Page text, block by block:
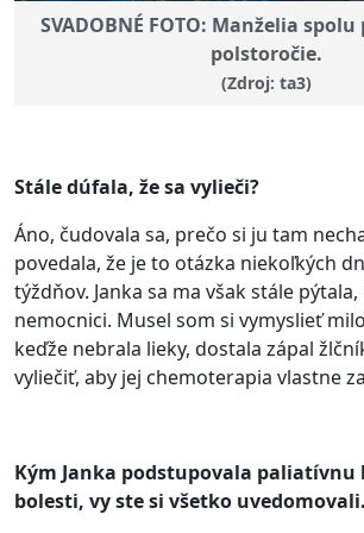
SVADOBNÉ FOTO: Manželia
polstoročie.
(Zdroj: ta3)
Stále dúfala, že sa vylieči?
Áno, čudovala sa, prečo si ju tam
povedala, že je to otázka niekoľkých
týždňov. Janka sa ma však stále
nemocnici. Musel som si vymyslieť
keďže nebrala lieky, dostala zápal
vyliečiť, aby jej chemoterapia vlastne
Kým Janka podstupovala paliatívnu
bolesti, vy ste si všetko